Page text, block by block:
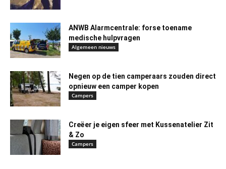
ANWB Alarmcentrale: forse toename
medische hulpvragen
Algemeen nieuws
Negen op de tien camperaars zouden direct
opnieuw een camper kopen
Campers
Creëer je eigen sfeer met Kussenatelier Zit
& Zo
Campers